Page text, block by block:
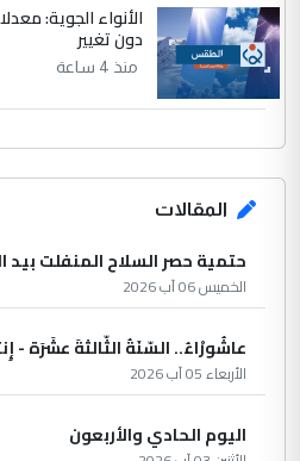
الأنواء الجوية:
دون تغيير
منذ 4 ساعة
المقالات
حتمية حصر السلاح المنفلت بيد
الخميس 06 آب 2026
عاشُورْاءُ.. السّنَةُ الثّالثةَ عشَرَة
الأربعاء 05 آب 2026
اليوم الحادي والأربعون